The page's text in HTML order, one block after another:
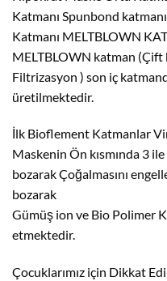
Katmanı Spunbond
Katmanı MELTBLOWN
MELTBLOWN katman
Filtrizasyon ) son iç
üretilmektedir.
İlk Bioflement Katmanlar
Maskenin Ön kısmında 3 ile
bozarak Çoğalmasını
bozarak
Gümüş ion ve Bio Polimer
etmektedir.
Çocuklarımız için Dikkat